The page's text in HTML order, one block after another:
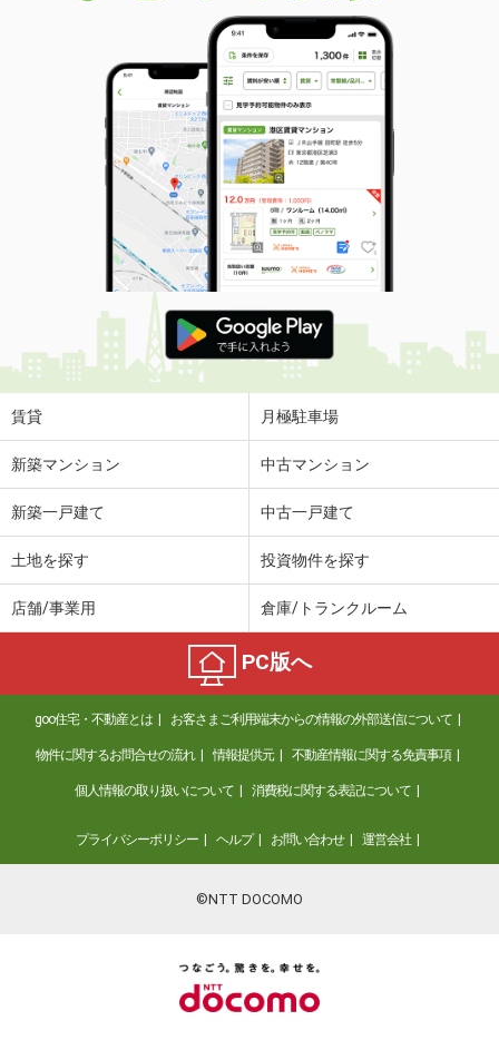
賃貸 月極駐車場
新築マンション 中古マンション
新築一戸建て 中古一戸建て
土地を探す 投資物件を探す
店舗/事業用 倉庫/トランクルーム
PC版へ
goo住宅・不動産とは お客さまご利用端末からの情報の外部送信について
物件に関するお問合せの流れ 情報提供元 不動産情報に関する免責事項
個人情報の取り扱いについて 消費税に関する表記について
プライバシーポリシー ヘルプ お問い合わせ 運営会社
©NTT DOCOMO